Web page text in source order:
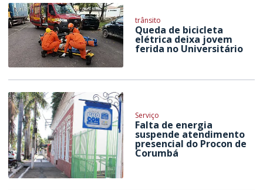
trânsito
Queda de bicicleta
elétrica deixa jovem
ferida no Universitário
Serviço
Falta de energia
suspende atendimento
presencial do Procon de
Corumbá